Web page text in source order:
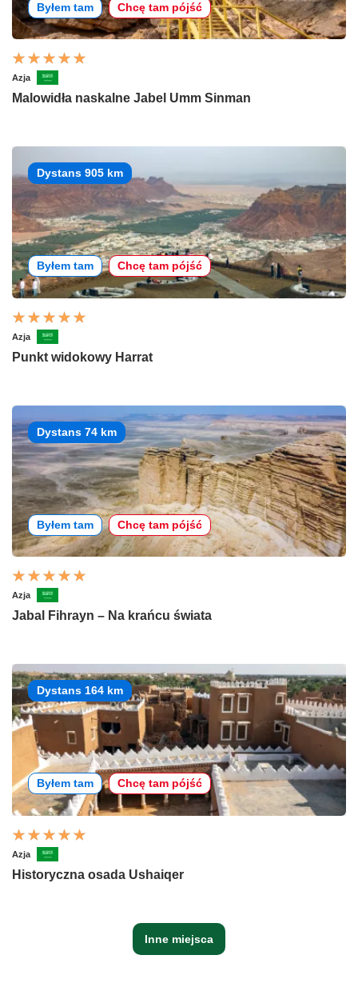
Byłem tam Chcę tam pójść
Azja
Malowidła naskalne Jabel Umm Sinman
Dystans 905 km
Byłem tam Chcę tam pójść
Azja
Punkt widokowy Harrat
Dystans 74 km
Byłem tam Chcę tam pójść
Azja
Jabal Fihrayn – Na krańcu świata
Dystans 164 km
Byłem tam Chcę tam pójść
Azja
Historyczna osada Ushaiqer
Inne miejsca